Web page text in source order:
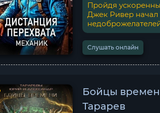
Пройдя
Джек Ривер начал
Слушать онлайн
Бойцы
Тарарев